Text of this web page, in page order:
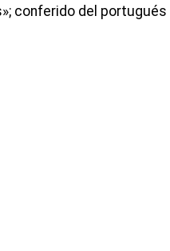
conferido del portugués